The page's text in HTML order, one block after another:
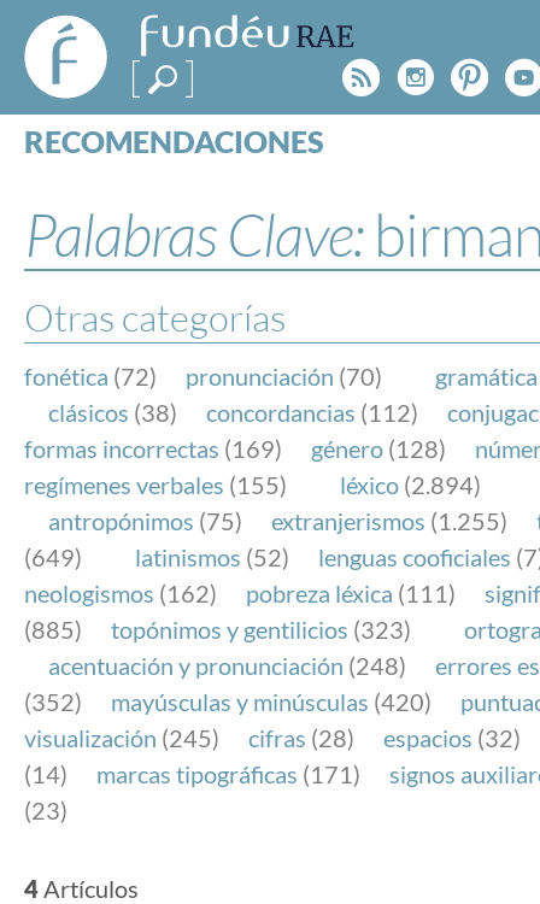
FundéuRAE
- Fundación
del Español
Urgente
Rss
RECOMENDACIONES
ESPECIALES
BLOG
NOTICIAS
SOBRE LA FUNDÉURAE
FundéuRAE es una fundación patrocinada por la
y la Real Academia Española, cuyo objetivo es
el buen uso del español en los medios de
Internet.
Palabras Clave:
Otras categorías
fonética (72) pronunciación (70) gramática
clásicos (38) concordancias (112)
formas incorrectas (169) género (128)
regímenes verbales (155) léxico (2.894)
antropónimos (75) extranjerismos (1.255)
(649)
latinismos (52) lenguas cooficiales
neologismos (162) pobreza léxica (111)
(885)
topónimos y gentilicios (323)
acentuación y pronunciación (248)
errores
(352)
mayúsculas y minúsculas (420)
visualización (245) cifras (28) espacios (32)
(14)
marcas tipográficas (171)
signos
(23)
4Artículos